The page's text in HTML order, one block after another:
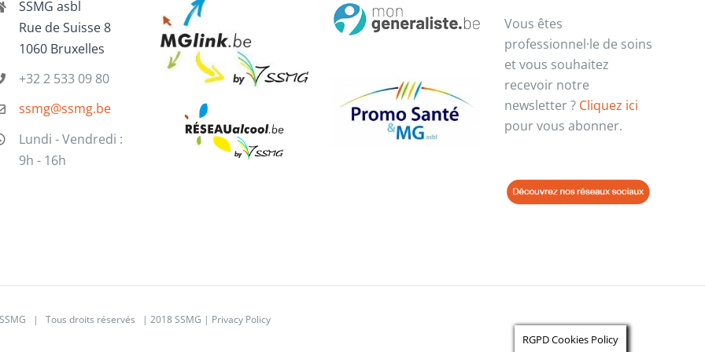
SSMG asbl
Rue de Suisse 8
1060 Bruxelles
+32 2 533 09 80
ssmg@ssmg.be
Lundi - Vendredi :
9h - 16h
Vous êtes
professionnel·le de soins
et vous souhaitez
recevoir notre
newsletter ? Cliquez ici
pour vous abonner.
| Tous droits réservés | 2018 SSMG | Privacy Policy
RGPD Cookies Policy